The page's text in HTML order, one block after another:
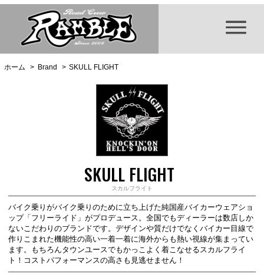
ホーム > Brand > SKULL FLIGHT
SKULL FLIGHT
スカルフライト
バイク乗りがバイク乗りのために立ち上げた純国産バイカーウェアショ
ップ「フリーライド」がプロデュース。全国でもディーラーは数店しか
ないこだわりのブランドです。デザインや質だけでなくバイカー目線で
作りこまれた機能性の高い一着一着に海外からも熱い視線が集まってい
ます。もちろんタウンユースでもかっこよく着こなせるスカルフライ
ト！コストパフォーマンスの高さも見逃せません！